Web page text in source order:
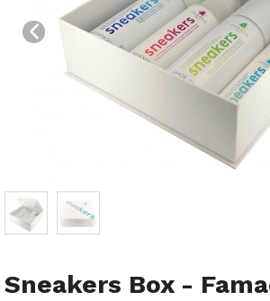
Sneakers Box -